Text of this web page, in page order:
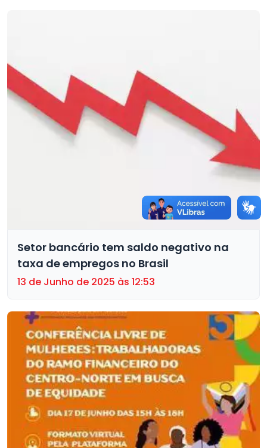
Setor bancário tem saldo negativo na
taxa de empregos no Brasil
13 de Junho de 2025 às 12:53